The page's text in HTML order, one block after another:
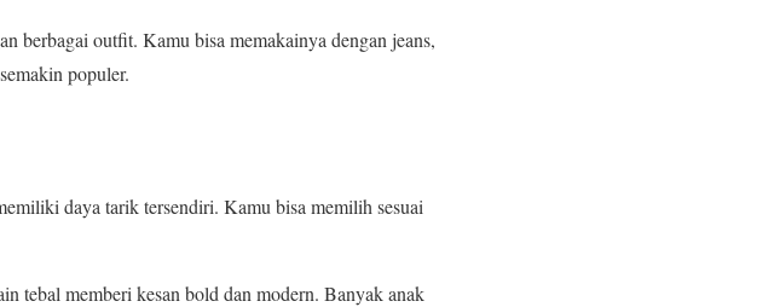
berbagai outfit. Kamu bisa memakainya dengan jeans,
populer.
daya tarik tersendiri. Kamu bisa memilih sesuai
tebal memberi kesan bold dan modern. Banyak anak